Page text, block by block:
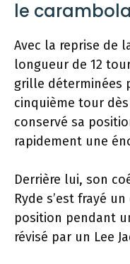
le
Avec la reprise de
longueur de 12
grille déterminées
cinquième tour
conservé sa
rapidement une
Derrière lui, son
Ryde s’est frayé
position pendant
révisé par un Lee